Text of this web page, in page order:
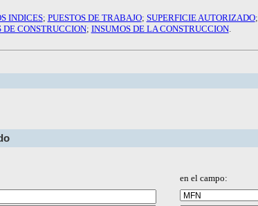
INDICES; PUESTOS DE TRABAJO; SUPERFICIE AUTORIZADO;
CONSTRUCCION; INSUMOS DE LA CONSTRUCCION.
en el campo: